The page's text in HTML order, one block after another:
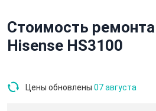
Стоимость
Hisense HS3100
Цены обновлены 07 августа